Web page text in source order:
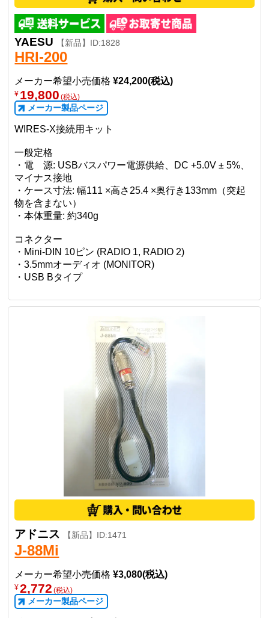
YAESU 【新品】ID:1828
HRI-200
メーカー希望小売価格
19,800(税込)
メーカー製品ページ
WIRES-X接続用キット
一般定格
・電 源: USBバスパワー電源供給、DC +5.0V ± 5%、
マイナス接地
・ケース寸法: 幅111 ×高さ25.4 ×奥行き133mm（突起
・本体重量: 約340g
・Mini-DIN 10ピン (RADIO 1, RADIO 2)
・3.5mmオーディオ (MONITOR)